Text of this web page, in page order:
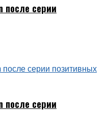
после серии
после серии